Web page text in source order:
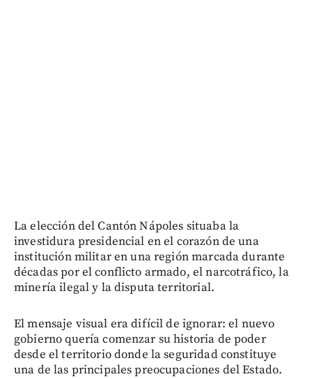
La elección del Cantón Nápoles situaba la
investidura presidencial en el corazón de una
institución militar en una región marcada durante
décadas por el conflicto armado, el narcotráfico, la
minería ilegal y la disputa territorial.
El mensaje visual era difícil de ignorar: el nuevo
gobierno quería comenzar su historia de poder
desde el territorio donde la seguridad constituye
una de las principales preocupaciones del Estado.